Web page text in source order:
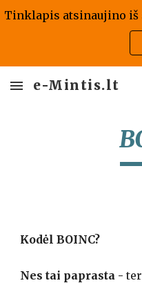
Skip to main content
e-Mintis.lt
Kodėl BOINC?
Nes tai paprasta -